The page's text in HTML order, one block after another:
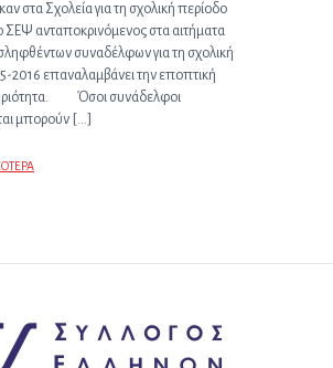
στα Σχολεία για τη σχολική περίοδο
ΣΕΨ ανταποκρινόμενος στα αιτήματα
συναδέλφων για τη σχολική
2016 επαναλαμβάνει την εποπτική
Όσοι συνάδελφοι
μπορούν […]